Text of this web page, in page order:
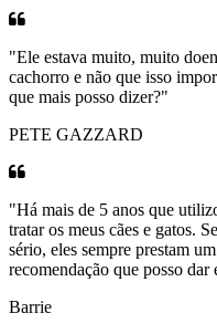
"Ele estava muito, muito
cachorro e não que isso
que mais posso dizer?"
PETE GAZZARD
"Há mais de 5 anos que
tratar os meus cães e gatos.
sério, eles sempre prestam
recomendação que posso
Barrie